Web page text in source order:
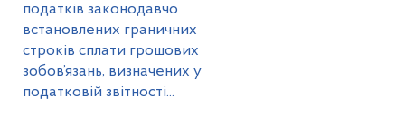
податків законодавчо
встановлених граничних
строків сплати грошових
зобов’язань, визначених у
податковій звітності...